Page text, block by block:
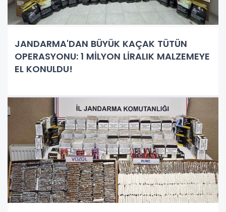
JANDARMA'DAN BÜYÜK KAÇAK TÜTÜN
OPERASYONU: 1 MİLYON LİRALIK MALZEMEYE
EL KONULDU!